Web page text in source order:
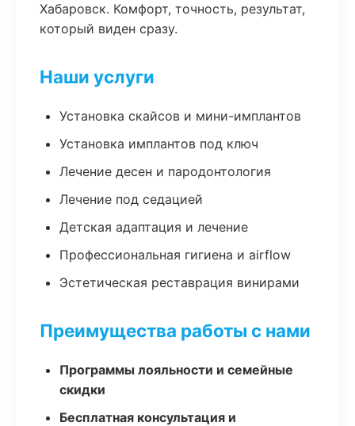
Хабаровск. Комфорт, точность, результат,
который виден сразу.
Наши услуги
Установка скайсов и мини-имплантов
Установка имплантов под ключ
Лечение десен и пародонтология
Лечение под седацией
Детская адаптация и лечение
Профессиональная гигиена и airflow
Эстетическая реставрация винирами
Преимущества работы с нами
Программы лояльности и семейные
скидки
Бесплатная консультация и